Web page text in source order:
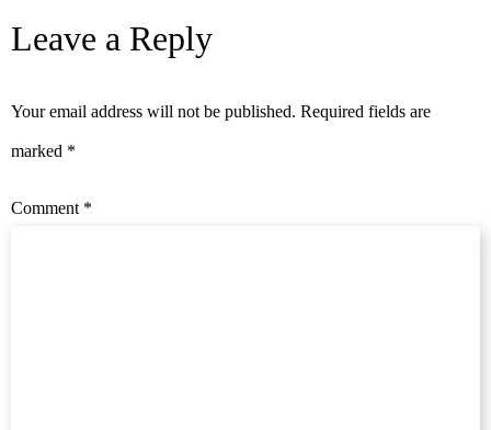
Leave a Reply
Your email address will not be published. Required fields are
marked *
Comment *